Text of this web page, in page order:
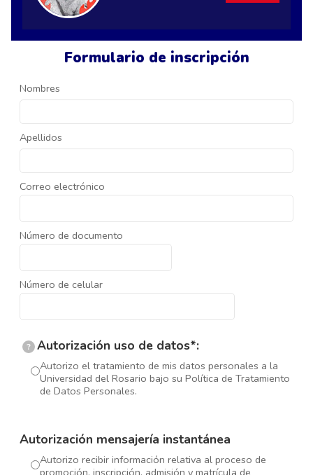
Formulario de inscripción
Nombres
Apellidos
Correo electrónico
Número de documento
Número de celular
? Autorización uso de datos*:
Autorizo el tratamiento de mis datos personales a la
Universidad del Rosario bajo su Política de Tratamiento
de Datos Personales.
Autorización mensajería instantánea
Autorizo recibir información relativa al proceso de